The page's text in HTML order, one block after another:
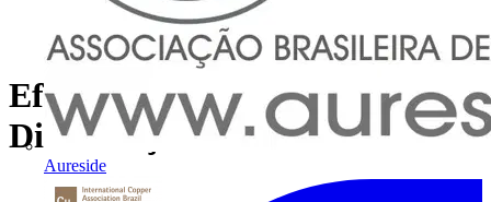
Aureside
Eficiência Energética na
Distribuição